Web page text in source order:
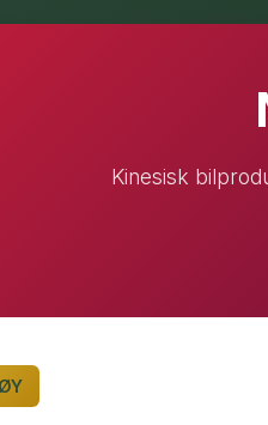
Kinesisk